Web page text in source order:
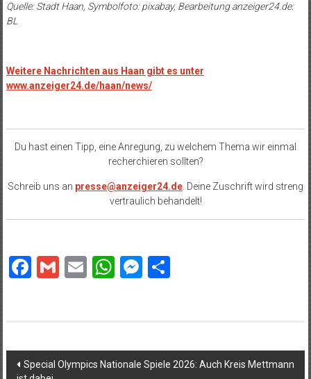
Quelle: Stadt Haan, Symbolfoto: pixabay, Bearbeitung anzeiger24.de:
BL
Weitere Nachrichten aus Haan gibt es unter
www.anzeiger24.de/haan/news/
Du hast einen Tipp, eine Anregung, zu welchem Thema wir einmal
recherchieren sollten?
Schreib uns an presse@anzeiger24.de. Deine Zuschrift wird streng
vertraulich behandelt!
Facebook
GmailEmailWhatsApp
Messenger
Beitragsnavigation
Special Olympics Nationale Spiele 2026: Auch Kreis Mettmann